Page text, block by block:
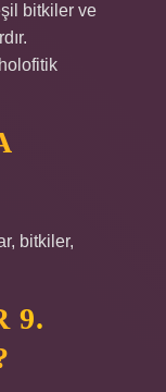
bitkiler ve
bitkiler,
9.